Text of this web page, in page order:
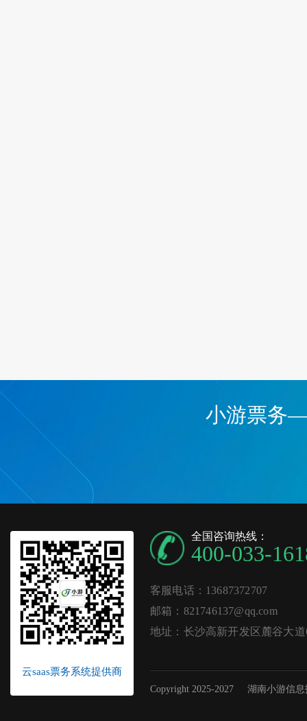
小游票务
云saas票务系统提供商
全国咨询热线：
400-033-
客服电话：13687372707
邮箱：821746137@qq.com
地址：长沙高新开发区麓谷大
Copyright 2025-2027 湖南小游信